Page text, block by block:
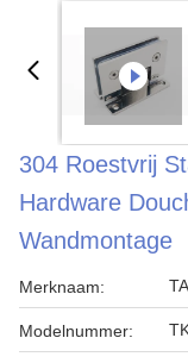
304 Roestvrij
Hardware
Wandmontage
Merknaam:
Modelnummer: